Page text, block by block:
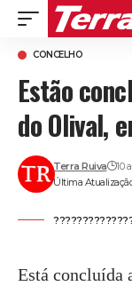
CONCELHO
Estão
do Olival,
Última
Terra Ruiva 10
Está concluída